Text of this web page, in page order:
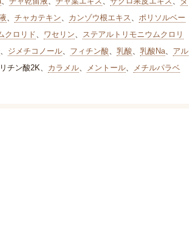
、 チャカテキン、 カンゾウ根エキス、 ポリソルベー
クロリド、 ワセリン、 ステアルトリモニウムクロリ
、 ジメチコノール、 フィチン酸、 乳酸、 乳酸Na、 アル
チン酸2K、 カラメル、 メントール、
メチルパラベ